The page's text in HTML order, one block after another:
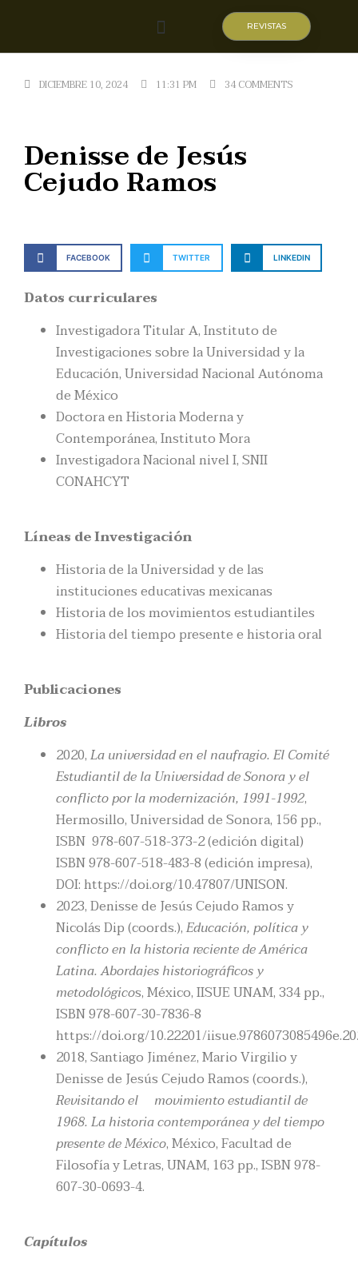
REVISTAS
DICIEMBRE 10, 2024 11:31 PM 34 COMMENTS
Denisse de Jesús
Cejudo Ramos
FACEBOOK TWITTER LINKEDIN
Datos curriculares
Investigadora Titular A, Instituto de
Investigaciones sobre la Universidad y la
Educación, Universidad Nacional Autónoma
de México
Doctora en Historia Moderna y
Contemporánea, Instituto Mora
Investigadora Nacional nivel I, SNII
CONAHCYT
Líneas de Investigación
Historia de la Universidad y de las
instituciones educativas mexicanas
Historia de los movimientos estudiantiles
Historia del tiempo presente e historia oral
Publicaciones
Libros
2020,La universidad en el naufragio. El Comité
Estudiantil de la Universidad de Sonora y el
conflicto por la modernización, 1991-1992,
Hermosillo, Universidad de Sonora, 156 pp.,
ISBN 978-607-518-373-2 (edición digital)
ISBN 978-607-518-483-8 (edición impresa),
DOI: https://doi.org/10.47807/UNISON.
2023, Denisse de Jesús Cejudo Ramos y
Nicolás Dip (coords.),Educación, política y
conflicto en la historia reciente de América
Latina. Abordajes historiográficos y
metodológicos, México, IISUE UNAM, 334 pp.,
ISBN 978-607-30-7836-8
https://doi.org/10.22201/
2018, Santiago Jiménez, Mario Virgilio y
Denisse de Jesús Cejudo Ramos (coords.),
Revisitando el movimiento estudiantil de
1968. La historia contemporánea y del tiempo
presente de México, México, Facultad de
Filosofía y Letras, UNAM, 163 pp., ISBN 978-
607-30-0693-4.
Capítulos